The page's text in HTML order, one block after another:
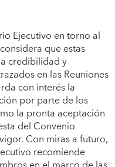
Ejecutivo en torno al
que estas
credibilidad y
en las Reuniones
con interés la
por parte de los
la pronta aceptación
del Convenio
Con miras a futuro,
recomiende